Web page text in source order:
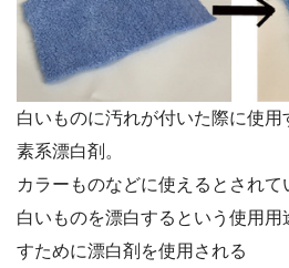
白いものに汚れが付いた際に使
素系漂白剤。
カラーものなどに使えるとされて
白いものを漂白するという使用用
すために漂白剤を使用される